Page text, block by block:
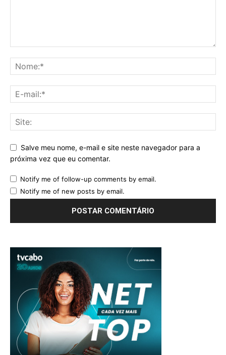
Salve meu nome, e-mail e site neste navegador para a
próxima vez que eu comentar.
Notify me of follow-up comments by email.
Notify me of new posts by email.